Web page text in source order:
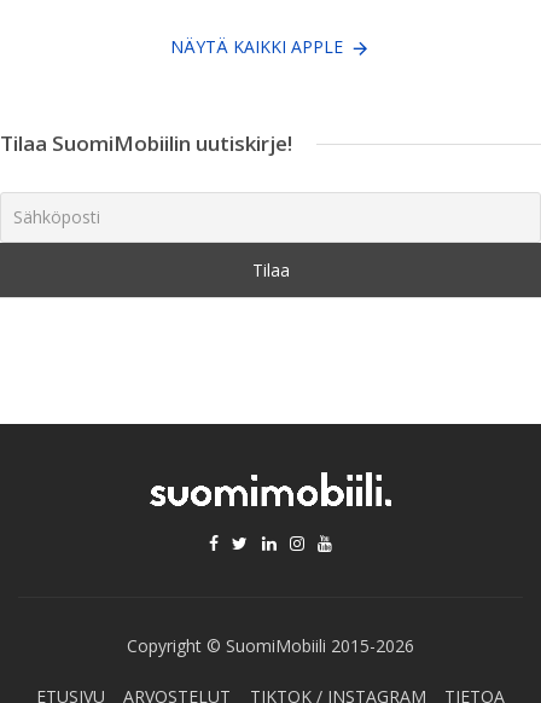
NÄYTÄ KAIKKI APPLE
Tilaa SuomiMobiilin uutiskirje!
Copyright © SuomiMobiili 2015-2026
ETUSIVU ARVOSTELUT TIKTOK / INSTAGRAM TIETOA